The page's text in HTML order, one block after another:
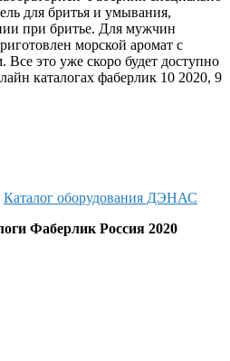
для бритья и умывания,
при бритье. Для мужчин
морской аромат с
это уже скоро будет доступно
каталогах фаберлик 10 2020, 9
Каталог оборудования ДЭНАС
Фаберлик Россия 2020